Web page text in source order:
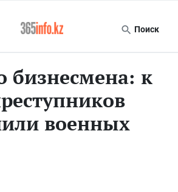
Поиск
бизнесмена: к
военных